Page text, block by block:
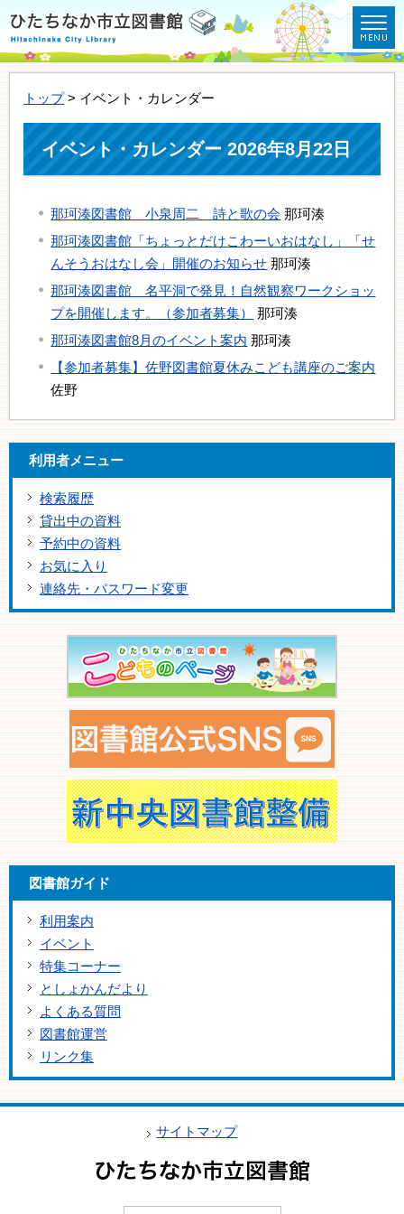
トップ> イベント・カレンダー
イベント・カレンダー 2026年8月22日
那珂湊図書館 小泉周二 詩と歌の会 那珂湊
那珂湊図書館「ちょっとだけこわーいおはなし」「せ
んそうおはなし会」開催のお知らせ 那珂湊
那珂湊図書館 名平洞で発見！自然観察ワークショッ
プを開催します。（参加者募集）
那珂湊
那珂湊図書館8月のイベント案内 那珂湊
【参加者募集】佐野図書館夏休みこども講座のご案内
佐野
利用者メニュー
検索履歴
貸出中の資料
予約中の資料
お気に入り
連絡先・パスワード変更
図書館ガイド
利用案内
イベント
特集コーナー
としょかんだより
よくある質問
図書館運営
リンク集
サイトマップ